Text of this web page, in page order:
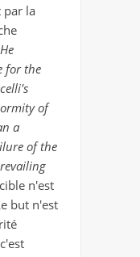
par la
He
for the
of
a
of the
n'est
but n'est